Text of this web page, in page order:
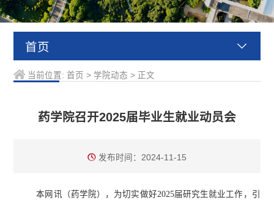
首页
当前位置: 首页 > 学院动态 > 正文
药学院召开2025届毕业生就业动员会
发布时间：2024-11-15
本网讯（药学院），为切实做好2025届研究生就业工作，引